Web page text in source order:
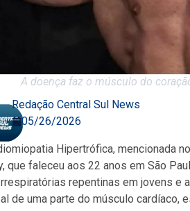
A doença faz o músculo do
Redação Central Sul News
05/26/2026
Hipertrófica, mencionada
que faleceu aos 22 anos em São
repentinas em jovens e
de uma parte do músculo cardíaco,